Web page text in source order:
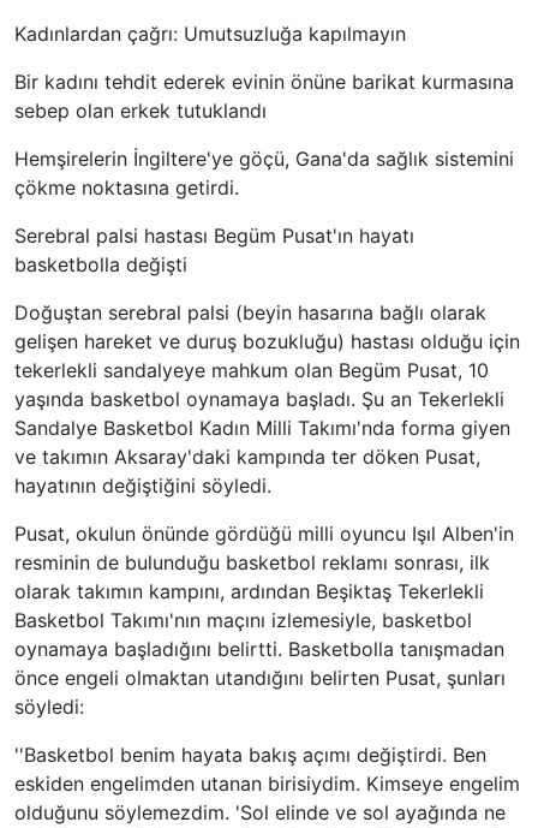
Kadınlardan çağrı: Umutsuzluğa kapılmayın
Bir kadını tehdit ederek evinin önüne barikat kurmasına
sebep olan erkek tutuklandı
Hemşirelerin İngiltere'ye göçü, Gana'da sağlık sistemini
çökme noktasına getirdi.
Serebral palsi hastası Begüm Pusat'ın hayatı
basketbolla değişti
Doğuştan serebral palsi (beyin hasarına bağlı olarak
gelişen hareket ve duruş bozukluğu) hastası olduğu için
tekerlekli sandalyeye mahkum olan Begüm Pusat, 10
yaşında basketbol oynamaya başladı. Şu an Tekerlekli
Sandalye Basketbol Kadın Milli Takımı'nda forma giyen
ve takımın Aksaray'daki kampında ter döken Pusat,
hayatının değiştiğini söyledi.
Pusat, okulun önünde gördüğü milli oyuncu Işıl Alben'in
resminin de bulunduğu basketbol reklamı sonrası, ilk
olarak takımın kampını, ardından Beşiktaş Tekerlekli
Basketbol Takımı'nın maçını izlemesiyle, basketbol
oynamaya başladığını belirtti. Basketbolla tanışmadan
önce engeli olmaktan utandığını belirten Pusat, şunları
söyledi:
''Basketbol benim hayata bakış açımı değiştirdi. Ben
eskiden engelimden utanan birisiydim. Kimseye engelim
olduğunu söylemezdim. 'Sol elinde ve sol ayağında ne